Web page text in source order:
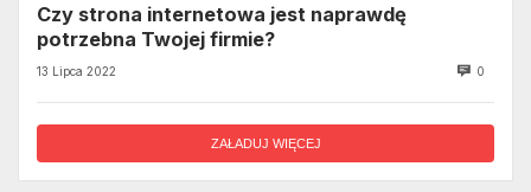
Czy strona internetowa jest naprawdę
potrzebna Twojej firmie?
13 Lipca 2022 0
ZAŁADUJ WIĘCEJ